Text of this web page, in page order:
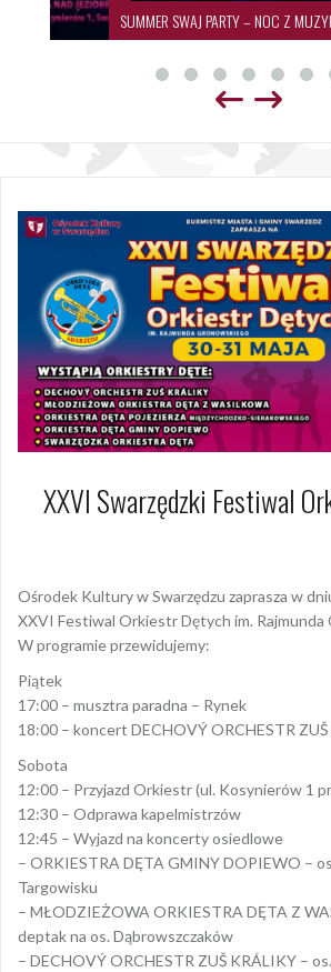
SUMMER SWAJ PARTY – NOC Z
XXVI Swarzędzki Festiwal
Ośrodek Kultury w Swarzędzu zaprasza w
XXVI Festiwal Orkiestr Dętych im. Rajmunda
W programie przewidujemy:
Piątek
17:00 – musztra paradna – Rynek
18:00 – koncert DECHOVÝ ORCHESTR
Sobota
12:00 – Przyjazd Orkiestr (ul. Kosynierów 1
12:30 – Odprawa kapelmistrzów
12:45 – Wyjazd na koncerty osiedlowe
– ORKIESTRA DĘTA GMINY DOPIEWO –
Targowisku
– MŁODZIEŻOWA ORKIESTRA DĘTA Z
deptak na os. Dąbrowszczaków
– DECHOVÝ ORCHESTR ZUŠ KRÁLIKY –